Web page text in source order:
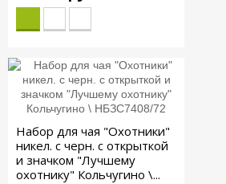
Набор для чая "Охотники"
никел. с черн. с открыткой
и значком "Лучшему
охотнику" Кольчугино \...